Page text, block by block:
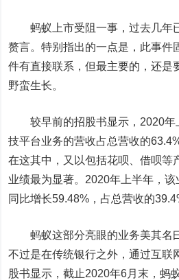
蚂蚁上市受阻一事，过去几年
赘言。特别指出的一点是，此事件
件有直接联系，但最主要的，还是
野蛮生长。
较早前的招股书显示，2020年
技平台业务的营收占总营收的
在这其中，又以包括花呗、借呗等
业绩最为显著。2020年上半年，该
同比增长59.48%，占总营收的
蚂蚁这部分亮眼的业务美其名
不过是在传统银行之外，通过互联
股书显示，截止2020年6月末，蚂